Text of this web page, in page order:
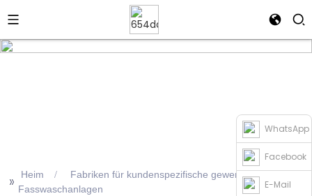
WhatsApp
Facebook
E-Mail
>> Heim
Fabriken für kundenspezifische gewerbliche
Fasswaschanlagen